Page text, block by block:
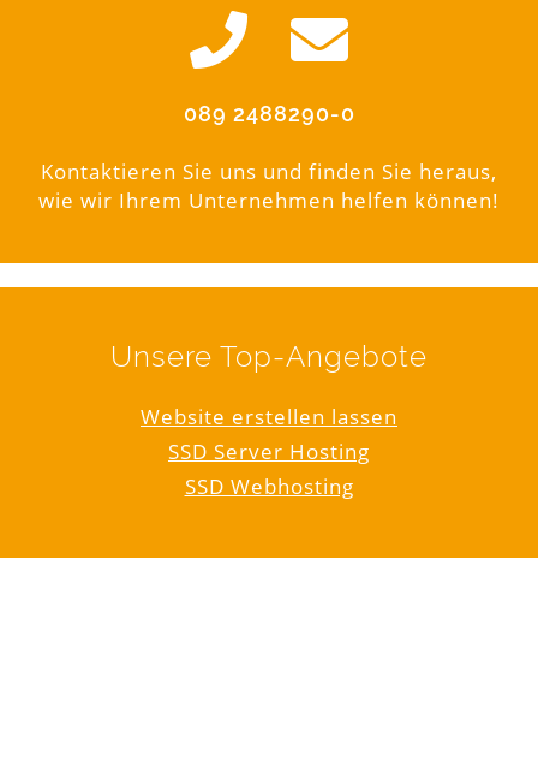
089 2488290-0
Kontaktieren Sie uns und finden Sie heraus,
wie wir Ihrem Unternehmen helfen können!
Unsere Top-Angebote
Website erstellen lassen
SSD Server Hosting
SSD Webhosting